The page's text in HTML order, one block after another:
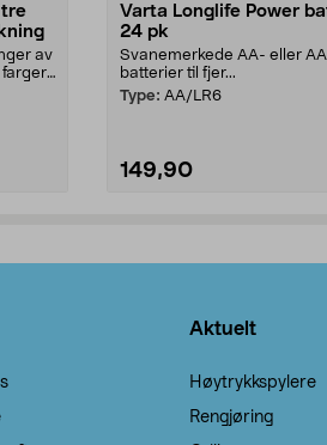
tre
av
Varta Longlife Power
24 pk
Svanemerkede AA- eller
batterier til fjer...
Type: AA/LR6
149,90
Aktuelt
Høytrykkspylere
Rengjøring